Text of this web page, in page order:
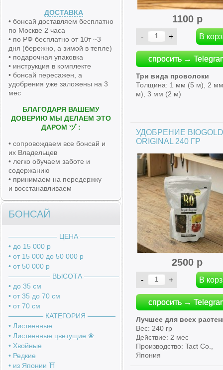
1100 р
спросить →
Три вида проволоки
Толщина: 1 мм (5 м), 2
м), 3 мм (2 м)
УДОБРЕНИЕ
ORIGINAL 240 ГР
2500 р
спросить →
Лучшее для всех
Вес: 240 гр
Действие: 2 мес
Производство: Tact Co.,
Япония
ДОСТАВКА
• бонсай доставляем бесплатно
по Москве 2 часа
• по РФ бесплатно от 10т ~3
дня (бережно, а зимой в тепле)
• подарочная упаковка
• инструкция в комплекте
• бонсай пересажен, а
удобрения уже заложены на 3
мес
БЛАГОДАРЯ ВАШЕМУ
ДОВЕРИЮ МЫ ДЕЛАЕМ ЭТО
ДАРОМ ヅ :
• сопровождаем все бонсай и
их Владельцев
• легко обучаем заботе и
содержанию
• принимаем на передержку
и восстанавливаем
БОНСАЙ
――――――― ЦЕНА ―――――
• до 15 000 р
• от 15 000 до 50 000 р
• от 50 000 р
―――――― ВЫСОТА ―――――
• до 35 см
• от 35 до 70 см
• от 70 см
――――― КАТЕГОРИЯ ――――
• Лиственные
• Лиственные цветущие ❀
• Хвойные
• Редкие
• из Японии ⛩️